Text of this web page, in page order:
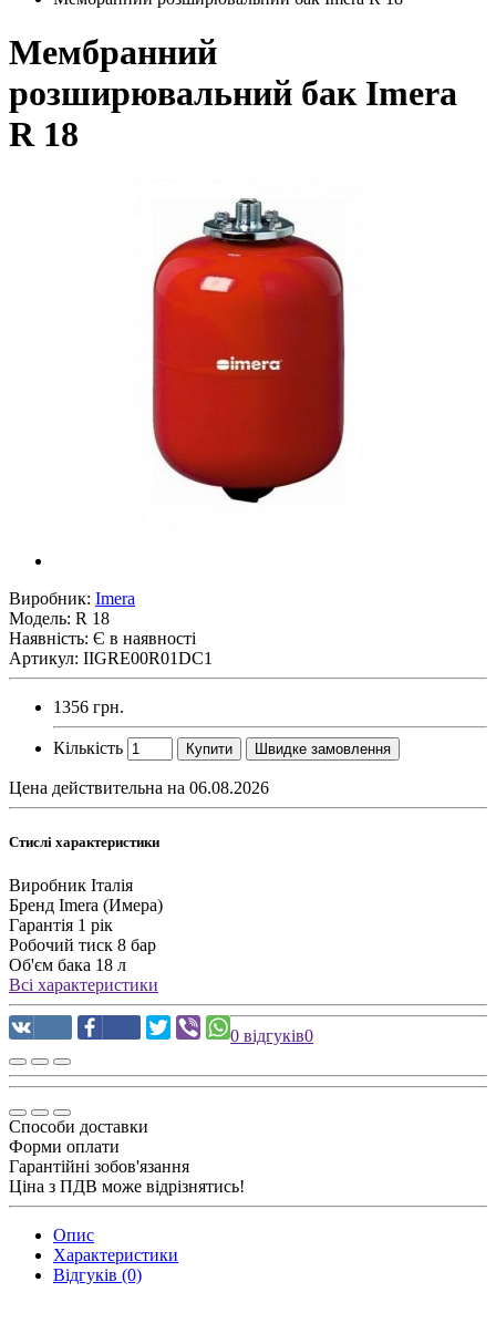
Мембранний
розширювальний бак Imera
R 18
Виробник: Imera
Модель: R 18
Наявність: Є в наявності
Артикул: IIGRE00R01DC1
1356 грн.
Кількість Купити Швидке замовлення
Цена действительна на 06.08.2026
Стислі характеристики
Виробник Італія
Бренд Imera (Имера)
Гарантія 1 рік
Робочий тиск 8 бар
Об'єм бака 18 л
Всі характеристики
0 відгуків0
Способи доставки
Форми оплати
Гарантійні зобов'язання
Ціна з ПДВ може відрізнятись!
Опис
Характеристики
Відгуків (0)